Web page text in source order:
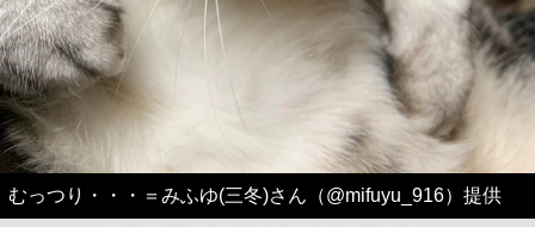
むっつり・・・＝みふゆ(三冬)さん（@mifuyu_916）提供